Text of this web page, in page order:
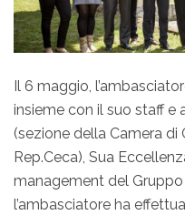
Il 6 maggio,
insieme con il suo staff e
(sezione della Camera di
Rep.Ceca), Sua
management del
l’ambasciatore ha